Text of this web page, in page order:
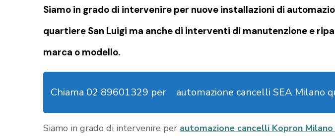
Siamo in grado di intervenire per nuove installazioni di
quartiere San Luigi ma anche di interventi di manutenzione e
marca o modello.
Chiama 02 89601329 per automazione cancelli SEA Milano
Siamo in grado di intervenire per automazione cancelli Kopron